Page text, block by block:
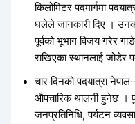
किलोमिटर पदमार्गमा
घलेले जानकारी दिए ।
पूर्वको भूभाग विजय गरेर
राखिएका स्थानलाई जोडेर
चार दिनको पदयात्रा
औपचारिक थालनी हुनेछ ।
जनप्रतिनिधि, पर्यटन